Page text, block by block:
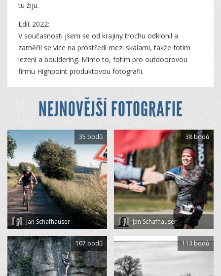
tu žiju.
Edit 2022:
V současnosti jsem se od krajiny trochu odklonil a
zaměřil se více na prostředí mezi skalami, takže fotím
lezení a bouldering. Mimo to, fotím pro outdoorovou
firmu Highpoint produktovou fotografii.
NEJNOVĚJŠÍ FOTOGRAFIE
Jan Schafhauser
35 bodů
Jan Schafhauser
38 bodů
107 bodů 113 bodů